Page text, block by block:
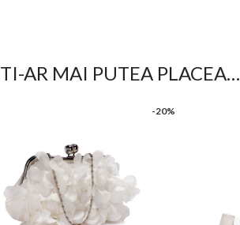
TI-AR MAI PUTEA PLACEA…
-20%